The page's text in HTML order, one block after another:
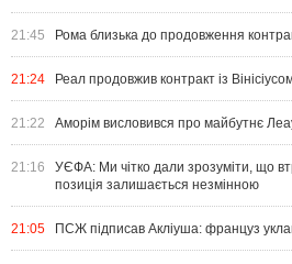
21:45 Рома близька до продовження
21:24 Реал продовжив контракт із
21:22 Аморім висловився про майбутнє
21:16
УЄФА: Ми чітко дали зрозуміти, що
позиція залишається незмінною
21:05 ПСЖ підписав Акліуша: француз